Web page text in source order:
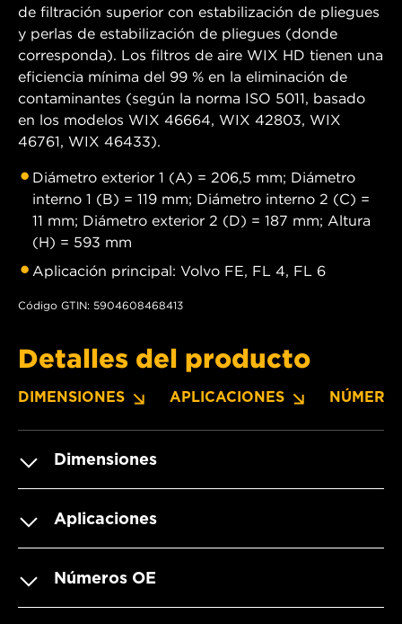
de filtración superior con estabilización de pliegues
y perlas de estabilización de pliegues (donde
corresponda). Los filtros de aire WIX HD tienen una
eficiencia mínima del 99 % en la eliminación de
contaminantes (según la norma ISO 5011, basado
en los modelos WIX 46664, WIX 42803, WIX
46761, WIX 46433).
Diámetro exterior 1 (A) = 206,5 mm; Diámetro
interno 1 (B) = 119 mm; Diámetro interno 2 (C) =
11 mm; Diámetro exterior 2 (D) = 187 mm; Altura
(H) = 593 mm
Aplicación principal: Volvo FE, FL 4, FL 6
Código GTIN: 5904608468413
Detalles del producto
DIMENSIONES APLICACIONES
Dimensiones
Aplicaciones
Números OE